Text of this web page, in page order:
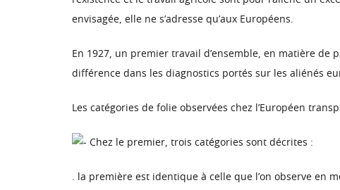
envisagée, elle ne s’adresse qu’aux Européens.
En 1927, un premier travail d’ensemble, en matière de
différence dans les diagnostics portés sur les aliénés
Les catégories de folie observées chez l’Européen
Chez le premier, trois catégories sont décrites :
. la première est identique à celle que l’on observe